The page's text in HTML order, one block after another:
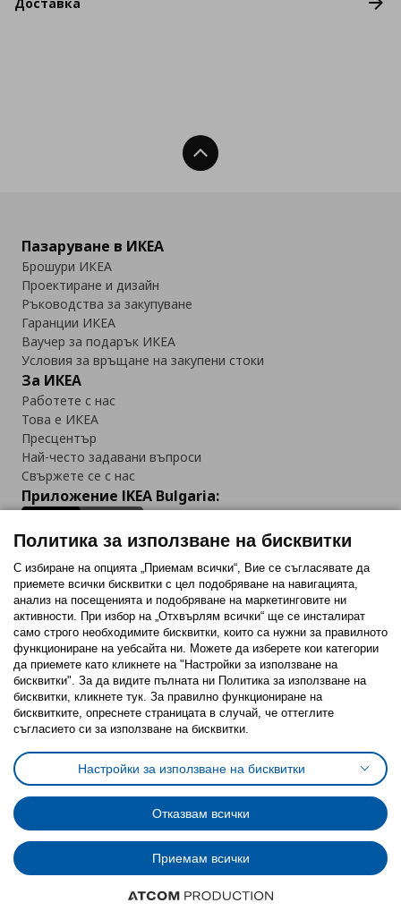
Нагоре
Пазаруване в ИКЕА
Брошури ИКЕА
Проектиране и дизайн
Ръководства за закупуване
Гаранции ИКЕА
Ваучер за подарък ИКЕА
Условия за връщане на закупени стоки
За ИКЕА
Работете с нас
Това е ИКЕА
Пресцентър
Най-често задавани въпроси
Свържете се с нас
Приложение IKEA Bulgaria:
Последвайте ни:
FacebookTwitterYoutubePinterestInstagram
Политика за използване на бисквитки (Cookies)
Избор на настройки за използване на бисквитки
Условия за ползване на ikea.bgОбща политика за личните данни
Политика за защита на личните данни на ikea.bg
Общи условия на програма IKEA Family
Политика за защита на лични данни на програма IKEA Family
© Inter-IKEA Systems B.V. 1999 - 2025
Политика за използване на бисквитки
С избиране на опцията „Приемам всички“, Вие се съгласявате да
приемете всички бисквитки с цел подобряване на навигацията,
анализ на посещенията и подобряване на маркетинговите ни
активности. При избор на „Отхвърлям всички“ ще се инсталират
само строго необходимитe бисквитки, които са нужни за правилното
функциониране на уебсайта ни. Можете да изберете кои категории
да приемете като кликнете на "Настройки за използване на
бисквитки". За да видите пълната ни Политика за използване на
бисквитки, кликнете тук. За правилно функциониране на
бисквитките, опреснете страницата в случай, че оттеглите
съгласието си за използване на бисквитки.
Настройки за използване на бисквитки
Отказвам всички
Приемам всички